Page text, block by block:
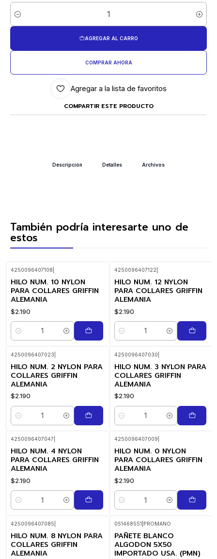
Cantidad
AGREGAR AL CARRO
COMPRAR AHORA
Agregar a la lista de favoritos
COMPARTIR ESTE PRODUCTO
Descripción Detalles Archivos
También podría interesarte uno de
estos
4250096407108
HILO NUM. 10 NYLON
PARA COLLARES GRIFFIN
ALEMANIA
$2.190
Cantidad
4250096407122
HILO NUM. 12 NYLON
PARA COLLARES GRIFFIN
ALEMANIA
$2.190
Cantidad
4250096407023
HILO NUM. 2 NYLON PARA
COLLARES GRIFFIN
ALEMANIA
$2.190
Cantidad
4250096407030
HILO NUM. 3 NYLON PARA
COLLARES GRIFFIN
ALEMANIA
$2.190
Cantidad
4250096407047
HILO NUM. 4 NYLON
PARA COLLARES GRIFFIN
ALEMANIA
$2.190
Cantidad
4250096407009
HILO NUM. 0 NYLON
PARA COLLARES GRIFFIN
ALEMANIA
$2.190
Cantidad
4250096407085
HILO NUM. 8 NYLON PARA
COLLARES GRIFFIN
ALEMANIA
051468551 PROMANO
PAÑETE BLANCO
ALGODON 5X50
IMPORTADO USA. (PMN)